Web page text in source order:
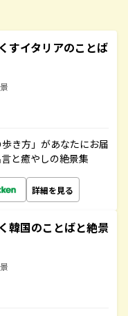
すイタリアのことば
き方」があなたにお届
と癒やしの絶景集
詳細を見る
韓国のことばと絶景